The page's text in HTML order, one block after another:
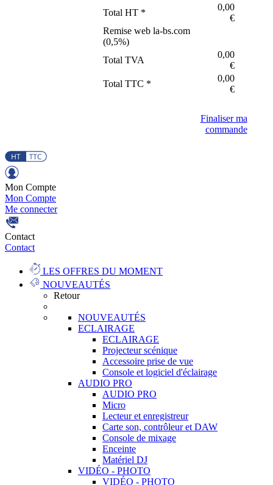
Total HT *
0,00
€
Remise web la-bs.com
(0,5%)
Total TVA
0,00
€
Total TTC *
0,00
€
Finaliser ma
commande
Mon Compte
Mon Compte
Me connecter
Contact
Contact
LES OFFRES DU MOMENT
NOUVEAUTÉS
Retour
NOUVEAUTÉS
ECLAIRAGE
ECLAIRAGE
Projecteur scénique
Accessoire prise de vue
Console et logiciel d'éclairage
AUDIO PRO
AUDIO PRO
Micro
Lecteur et enregistreur
Carte son, contrôleur et DAW
Console de mixage
Enceinte
Matériel DJ
VIDÉO - PHOTO
VIDÉO - PHOTO